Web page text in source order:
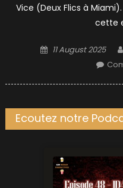
Vice (Deux Flics à
cette
Posted
11 August 2025
Ecoutez notre